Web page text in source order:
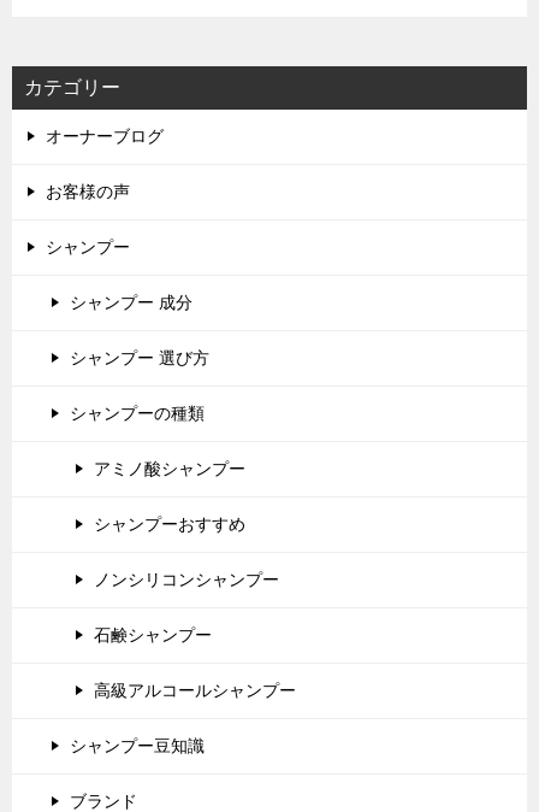
カテゴリー
オーナーブログ
お客様の声
シャンプー
シャンプー 成分
シャンプー 選び方
シャンプーの種類
アミノ酸シャンプー
シャンプーおすすめ
ノンシリコンシャンプー
石鹸シャンプー
高級アルコールシャンプー
シャンプー豆知識
ブランド